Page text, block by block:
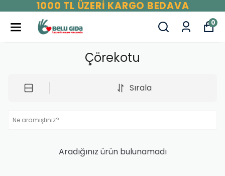
1000 TL ÜZERİ KARGO BEDAVA
0
Çörekotu
Sırala
Aradığınız ürün bulunamadı